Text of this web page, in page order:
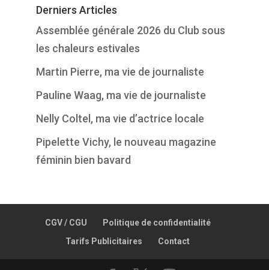
Derniers Articles
Assemblée générale 2026 du Club sous
les chaleurs estivales
Martin Pierre, ma vie de journaliste
Pauline Waag, ma vie de journaliste
Nelly Coltel, ma vie d’actrice locale
Pipelette Vichy, le nouveau magazine
féminin bien bavard
CGV / CGU
Politique de confidentialité
Tarifs Publicitaires
Contact